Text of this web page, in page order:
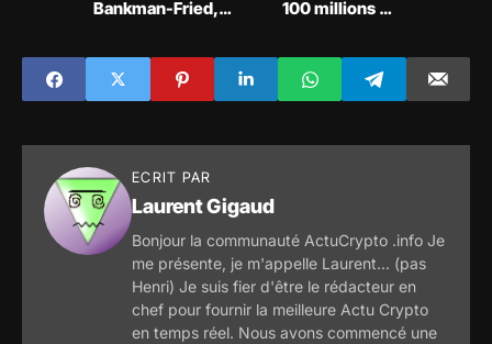
Bankman-Fried,
accusations
criminelles et
personne ne sait
caution de 250
millions de dollars
100 millions de
régulation
financière de New
York pour des
contre le
ECRIT PAR
Laurent Gigaud
Bonjour la communauté ActuCrypto .info Je
me présente, je m'appelle Laurent... (pas
Henri) Je suis fier d'être le rédacteur en
chef pour fournir la meilleure Actu Crypto
en temps réel. Nous avons commencé une